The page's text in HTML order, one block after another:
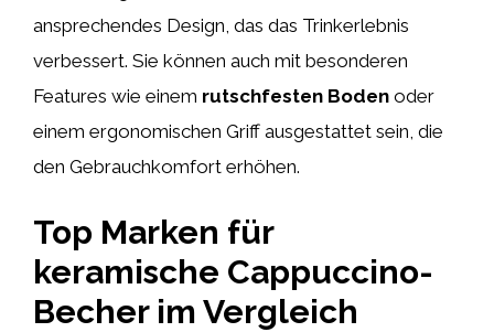
ansprechendes Design, das das Trinkerlebnis
verbessert. Sie können auch mit besonderen
Features wie einem rutschfesten Boden oder
einem ergonomischen Griff ausgestattet sein, die
den Gebrauchkomfort erhöhen.
Top Marken für
keramische Cappuccino-
Becher im Vergleich